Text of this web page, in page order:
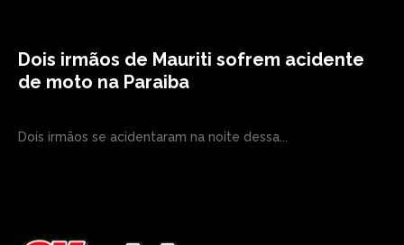
Dois irmãos de Mauriti sofrem acidente
de moto na Paraiba
Dois irmãos se acidentaram na noite dessa...